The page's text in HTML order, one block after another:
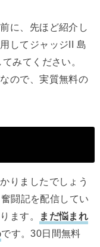
に、先ほど紹介し
してジャッジII 島
みてください。
ので、実質無料の
りましたでしょう
闘記を配信してい
ます。
まだ悩まれ
です。30日間無料